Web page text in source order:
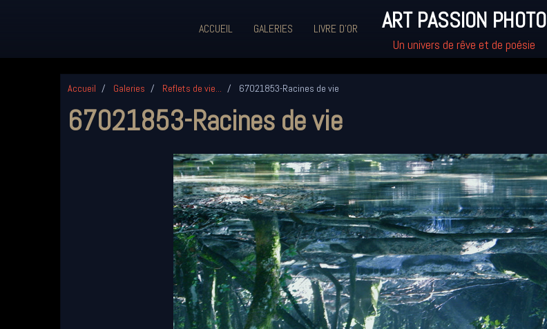
ACCUEIL GALERIES LIVRE D'OR ART PASSION PHOTO
Un univers de rêve et de poésie
Accueil Galeries Reflets de vie... 67021853-Racines de vie
67021853-Racines de vie